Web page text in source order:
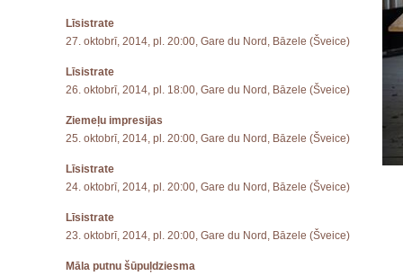
Līsistrate
27. oktobrī, 2014, pl. 20:00, Gare du Nord, Bāzele (Šveice)
Līsistrate
26. oktobrī, 2014, pl. 18:00, Gare du Nord, Bāzele (Šveice)
Ziemeļu impresijas
25. oktobrī, 2014, pl. 20:00, Gare du Nord, Bāzele (Šveice)
Līsistrate
24. oktobrī, 2014, pl. 20:00, Gare du Nord, Bāzele (Šveice)
Līsistrate
23. oktobrī, 2014, pl. 20:00, Gare du Nord, Bāzele (Šveice)
Māla putnu šūpuļdziesma